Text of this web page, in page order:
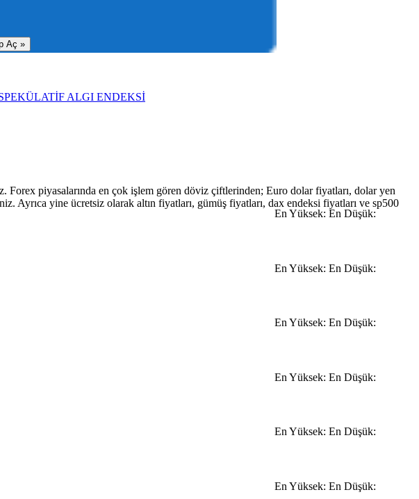
Aç »
ALGI ENDEKSİ
Forex piyasalarında en çok işlem gören döviz çiftlerinden; Euro dolar fiyatları, dolar yen
Ayrıca yine ücretsiz olarak altın fiyatları, gümüş fiyatları, dax endeksi fiyatları ve sp500
En Yüksek: En Düşük:
En Yüksek: En Düşük:
En Yüksek: En Düşük:
En Yüksek: En Düşük:
En Yüksek: En Düşük:
En Yüksek: En Düşük: